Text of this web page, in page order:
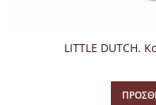
LITTLE DUTCH.